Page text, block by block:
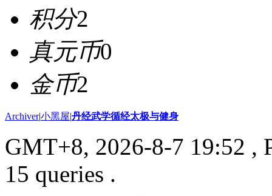
积分2
真元币0
金币2
Archiver|小黑屋|丹经武学循经太极与健身
GMT+8, 2026-8-7 19:52 ,
15 queries .